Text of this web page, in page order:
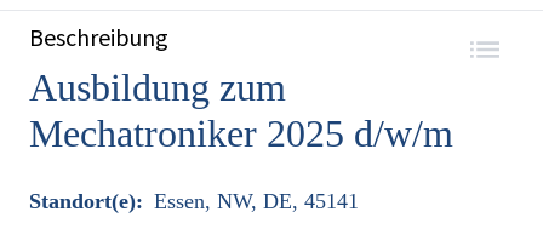
Beschreibung
Ausbildung zum
Mechatroniker 2025 d/w/m
Standort(e): Essen, NW, DE, 45141